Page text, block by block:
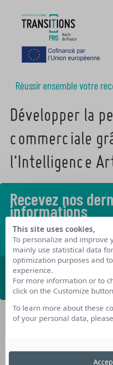
Réussir ensemble votre
Développer la
commerciale
l’Intelligence
Recevez nos
informations
Découvrez les derniers
This site uses cookies,
To personalize and improve
mainly use statistical data
optimization purposes and
experience.
For more information or to
click on the Customize
To learn more about these
of your personal data,